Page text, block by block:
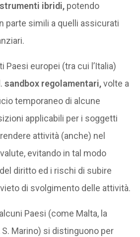
strumenti ibridi,potendo
parte simili a quelli assicurati
Paesi europei (tra cui l’Italia)
sandbox regolamentari,volte a
temporaneo di alcune
applicabili per i soggetti
attività (anche) nel
evitando in tal modo
diritto ed i rischi di subire
di svolgimento delle attività.
Paesi (come Malta, la
S. Marino) si distinguono per